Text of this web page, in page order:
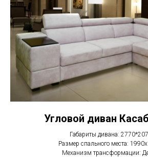
Угловой диван
Габариты дивана:
Размер спального места:
Механизм трансформации: